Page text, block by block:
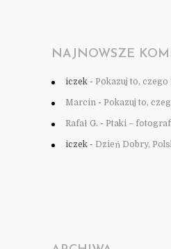
NAJNOWSZE
iczek - Pokazuj to,
Marcin - Pokazuj to,
Rafał G. - Ptaki –
iczek - Dzień Dobry,